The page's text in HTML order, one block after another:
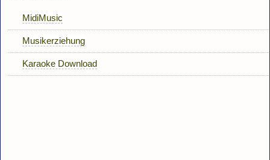
MidiMusic
Musikerziehung
Karaoke Download